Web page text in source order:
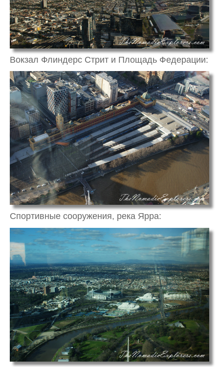
Вокзал Флиндерс Стрит и Площадь Федерации:
Спортивные сооружения, река Ярра: